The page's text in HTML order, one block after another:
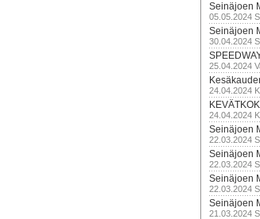
Seinäjoen
05.05.2024
Seinäjoen
30.04.2024
25.04.2024
24.04.2024
24.04.2024
Seinäjoen
22.03.2024
Seinäjoen
22.03.2024
Seinäjoen
22.03.2024
Seinäjoen
21.03.2024